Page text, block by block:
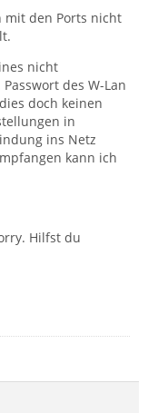
mit den Ports nicht
nicht
des W-Lan
doch keinen
in
ins Netz
kann ich
Hilfst du